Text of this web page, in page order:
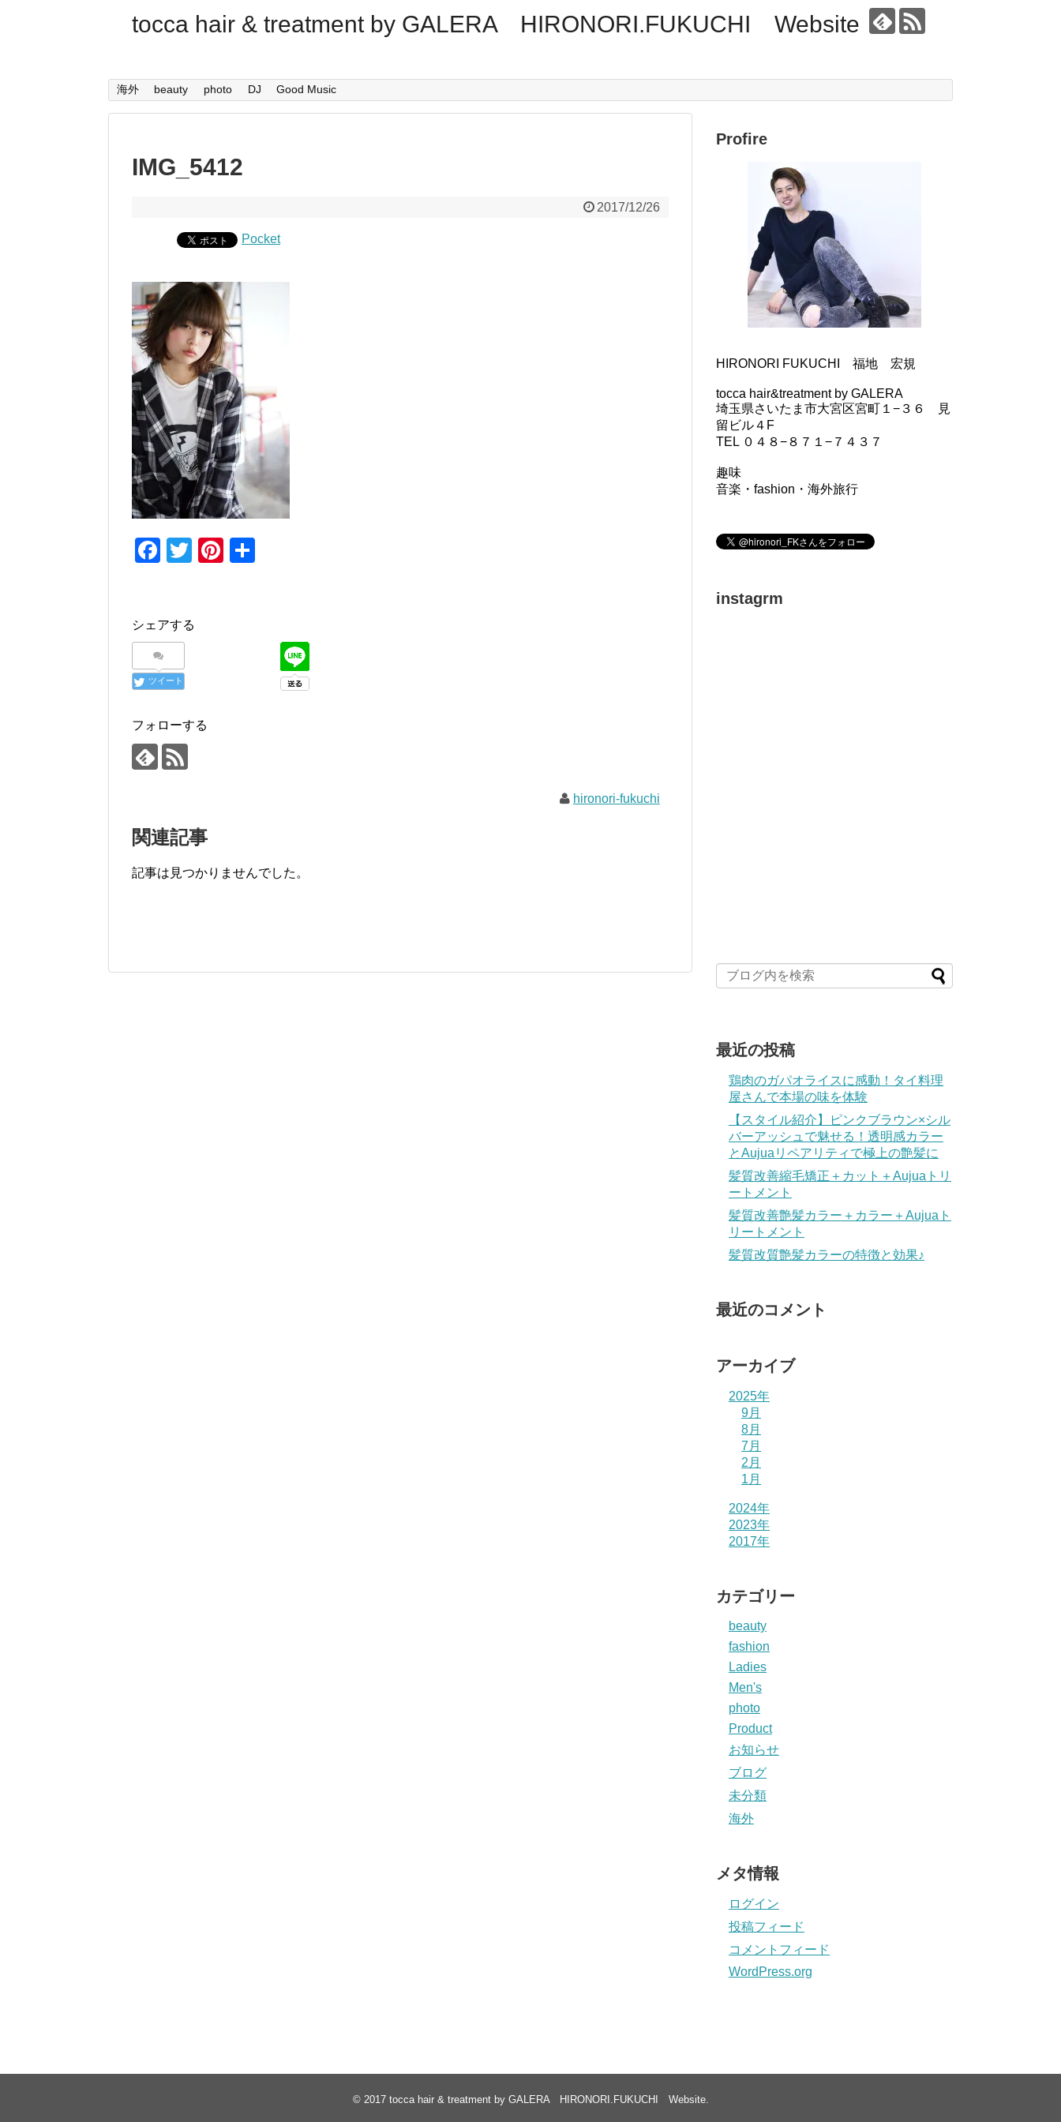
tocca hair & treatment by GALERA HIRONORI.FUKUCHI Website
海外 beauty photo DJ Good Music
IMG_5412
2017/12/26
Pocket
F
e
b
o
k
T
er
Pi
シェアする
ツイート
フォローする
hironori-fukuchi
関連記事
記事は見つかりませんでした。
Profire
HIRONORI FUKUCHI 福地 宏規
tocca hair&treatment by GALERA
埼玉県さいたま市大宮区宮町１−３６ 見
留ビル４F
TEL ０４８−８７１−７４３７
趣味
音楽・fashion・海外旅行
instagrm
最近の投稿
鶏肉のガパオライスに感動！タイ料理
屋さんで本場の味を体験
【スタイル紹介】ピンクブラウン×シル
バーアッシュで魅せる！透明感カラー
とAujuaリペアリティで極上の艶髪に
髪質改善縮毛矯正＋カット＋Aujuaトリ
ートメント
髪質改善艶髪カラー＋カラー＋Aujuaト
リートメント
髪質改質艶髪カラーの特徴と効果♪
最近のコメント
アーカイブ
2025年
9月
8月
7月
2月
1月
2024年
2023年
2017年
カテゴリー
beauty
fashion
Ladies
Men's
photo
Product
お知らせ
ブログ
未分類
海外
メタ情報
ログイン
投稿フィード
コメントフィード
WordPress.org
© 2017 tocca hair & treatment by GALERA HIRONORI.FUKUCHI Website.